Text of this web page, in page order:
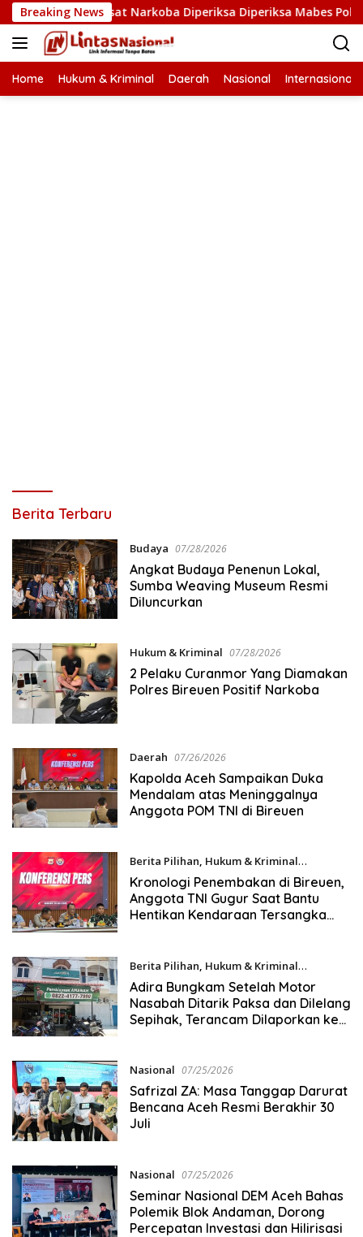
Langsung
ke
konten
Breaking News
Aceh dan Kasat Narkoba Diperiksa Diperiksa Mabes Polri,
Home Hukum & Kriminal Daerah Nasional Internasional
Lintas
Berita Terbaru
Budaya 07/28/2026
Angkat Budaya Penenun Lokal,
Sumba Weaving Museum Resmi
Diluncurkan
Hukum & Kriminal 07/28/2026
2 Pelaku Curanmor Yang Diamakan
Polres Bireuen Positif Narkoba
Daerah 07/26/2026
Kapolda Aceh Sampaikan Duka
Mendalam atas Meninggalnya
Anggota POM TNI di Bireuen
Berita Pilihan, Hukum & Kriminal
07/26/2026
Kronologi Penembakan di Bireuen,
Anggota TNI Gugur Saat Bantu
Hentikan Kendaraan Tersangka
Berita Pilihan, Hukum & Kriminal
07/26/2026
Adira Bungkam Setelah Motor
Nasabah Ditarik Paksa dan Dilelang
Sepihak, Terancam Dilaporkan ke
Nasional 07/25/2026
Safrizal ZA: Masa Tanggap Darurat
Bencana Aceh Resmi Berakhir 30
Juli
Nasional 07/25/2026
Seminar Nasional DEM Aceh Bahas
Polemik Blok Andaman, Dorong
Percepatan Investasi dan Hilirisasi